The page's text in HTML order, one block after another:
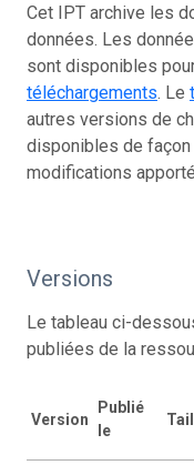
Cet IPT archive les
données. Les
sont disponibles
téléchargements. Le
autres versions de
disponibles de
modifications
Versions
Le tableau ci-
publiées de la
Version
Publié
le